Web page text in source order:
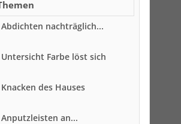
Abdichten nachträglich...
Untersicht Farbe löst sich
Knacken des Hauses
Anputzleisten an...